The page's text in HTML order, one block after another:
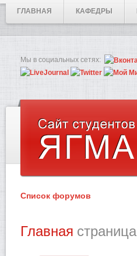
ГЛАВНАЯ КАФЕДРЫ
Мы в социальных сетях:
Список форумов
Главная страница